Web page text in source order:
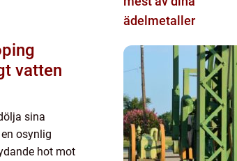
vatten
sina
osynlig
hot mot
ädelmetaller